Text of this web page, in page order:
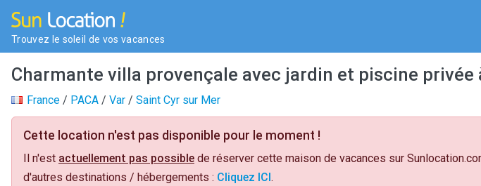
Trouvez le soleil de vos vacances
Charmante villa provençale avec jardin et piscine privée
France / PACA / Var / Saint Cyr sur Mer
Cette location n'est pas disponible pour le moment !
Il n'est actuellement pas possible de réserver cette maison de vacances sur
d'autres destinations / hébergements : Cliquez ICI.